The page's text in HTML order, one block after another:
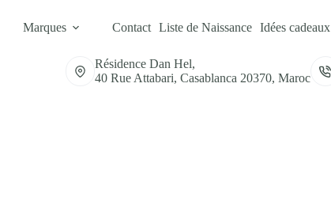
Résidence Dan Hel,
40 Rue Attabari, Casablanca 20370, Maroc
Marques Contact Liste de Naissance Idées cadeaux